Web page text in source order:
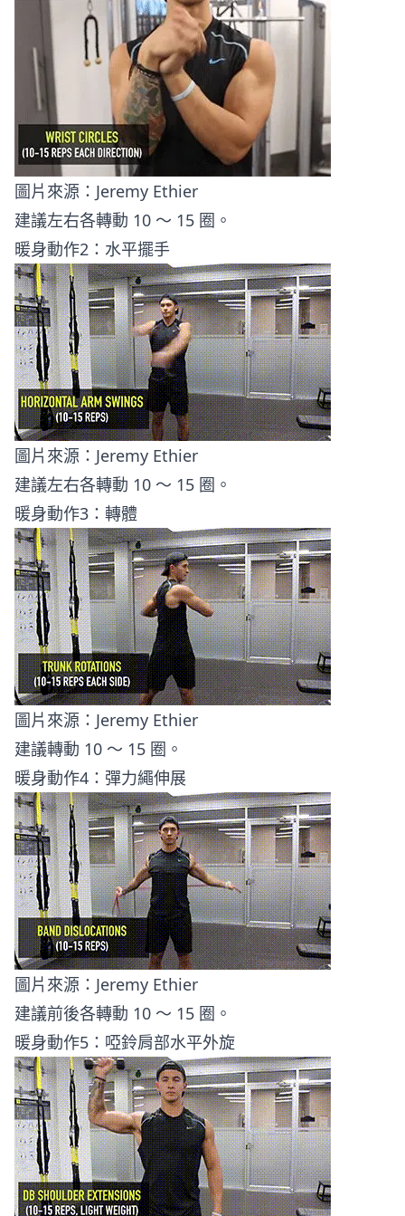
圖片來源： Jeremy Ethier
建議左右各轉動 10 ～ 15 圈。
暖身動作2：水平擺手
圖片來源： Jeremy Ethier
建議左右各轉動 10 ～ 15 圈。
暖身動作3：轉體
圖片來源： Jeremy Ethier
建議轉動 10 ～ 15 圈。
暖身動作4：彈力繩伸展
圖片來源： Jeremy Ethier
建議前後各轉動 10 ～ 15 圈。
暖身動作5：啞鈴肩部水平外旋